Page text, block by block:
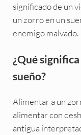
significado de un
un zorro en un
enemigo malvado.
¿Qué
sueño?
Alimentar a un
alimentar con
antigua